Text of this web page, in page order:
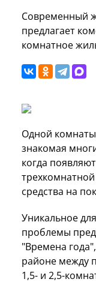
Современный
предлагает
комнатное
Одной комнаты
знакомая
когда
средства на
Уникальное
проблемы
"Времена
районе между
1,5- и 2,5-